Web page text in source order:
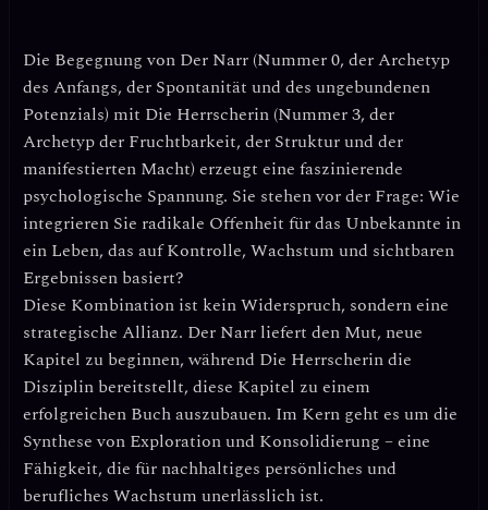
Die Begegnung von Der Narr (Nummer 0, der Archetyp
des Anfangs, der Spontanität und des ungebundenen
Potenzials) mit Die Herrscherin (Nummer 3, der
Archetyp der Fruchtbarkeit, der Struktur und der
manifestierten Macht) erzeugt eine faszinierende
psychologische Spannung. Sie stehen vor der Frage: Wie
integrieren Sie radikale Offenheit für das Unbekannte in
ein Leben, das auf Kontrolle, Wachstum und sichtbaren
Ergebnissen basiert?
Diese Kombination ist kein Widerspruch, sondern eine
strategische Allianz. Der Narr liefert den Mut, neue
Kapitel zu beginnen, während Die Herrscherin die
Disziplin bereitstellt, diese Kapitel zu einem
erfolgreichen Buch auszubauen. Im Kern geht es um die
Synthese von Exploration und Konsolidierung – eine
Fähigkeit, die für nachhaltiges persönliches und
berufliches Wachstum unerlässlich ist.